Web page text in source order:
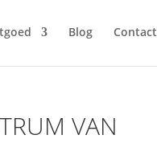
Blog Contact
VAN